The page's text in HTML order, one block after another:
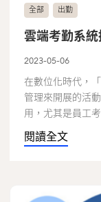
全部 出勤
雲端考勤系
2023-05-06
在數位化時代，
管理來開展的活
用，尤其是員工
閱讀全文